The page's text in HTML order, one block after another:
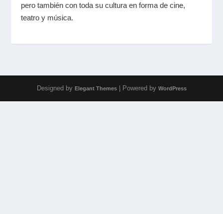
pero también con toda su cultura en forma de cine,
teatro y música.
Designed by Elegant Themes| Powered by WordPress